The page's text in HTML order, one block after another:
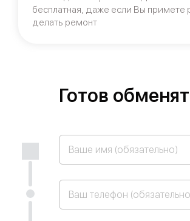
бесплатная, даже если Вы примете
делать ремонт
Готов